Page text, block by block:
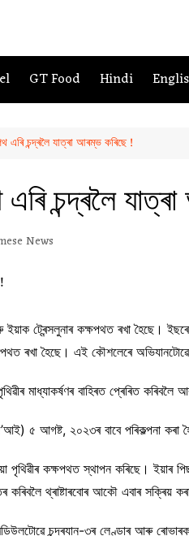
GT Food Hindi
এৰি চন্দ্ৰলৈ যাত্ৰা আৰম্ভ কৰিছে !
এৰি চন্দ্ৰলৈ
News
ইয়াক ট্ৰেন্সলুনাৰ কক্ষপথত ৰখা হৈছে।
ৰখা হৈছে। এই কৌশলেৰে
মাধ্যাকৰ্ষণৰ বাহিৰত প্ৰেৰিত কৰিবলৈ
৫ আগষ্ট, ২০২৩ৰ বাবে পৰিকল্পনা কৰা
কক্ষপথত স্থাপন কৰিছে।
কৰিবলৈ থ্ৰাষ্টাৰবোৰ আকৌ এবাৰ সক্ৰিয়
চন্দ্ৰযান-৩ৰ লেণ্ডাৰ আৰু